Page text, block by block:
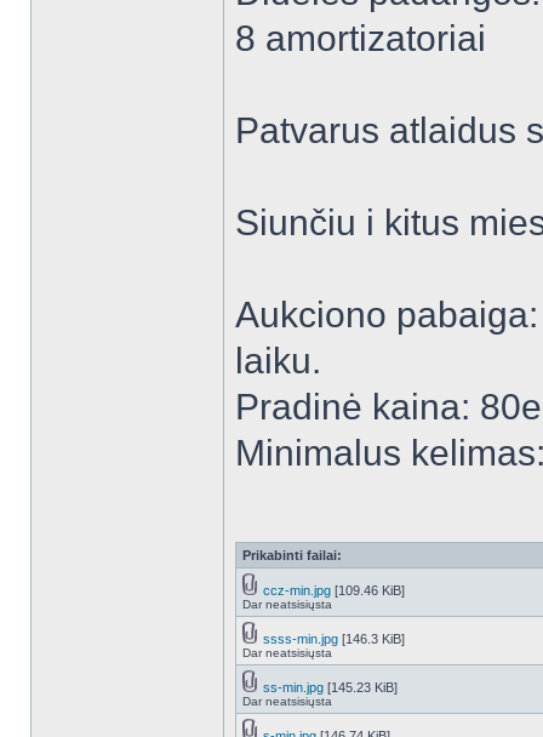
8 amortizatoriai
Patvarus atlaidus
Siunčiu i kitus
Aukciono
laiku.
Pradinė kaina:
Minimalus
Prikabinti failai:
ccz-min.jpg [109.46 KiB]
Dar neatsisiųsta
ssss-min.jpg [146.3 KiB]
Dar neatsisiųsta
ss-min.jpg [145.23 KiB]
Dar neatsisiųsta